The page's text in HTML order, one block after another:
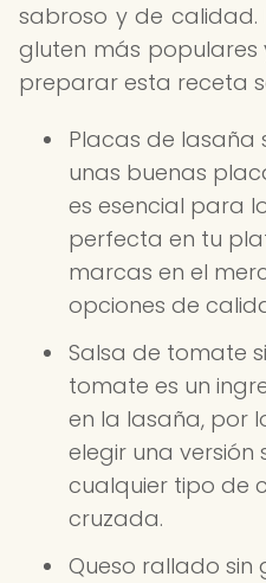
sabroso y de calidad.
gluten más
preparar esta receta
Placas de lasaña
unas buenas
es esencial para
perfecta en tu
marcas en el
opciones de
Salsa de tomate
tomate es un
en la lasaña, por
elegir una
cualquier tipo de
cruzada.
Queso rallado sin